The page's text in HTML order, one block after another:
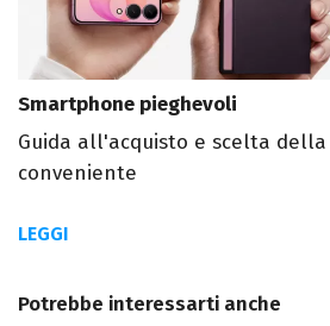
Smartphone pieghevoli
Guida all'acquisto e scelta
conveniente
LEGGI
Potrebbe interessarti anche